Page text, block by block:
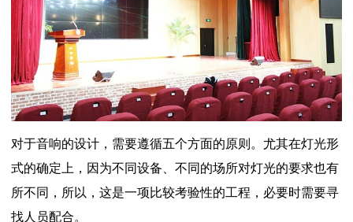
对于音响的设计，需要遵循五个方面的原则。尤其在灯光形
式的确定上，因为不同设备、不同的场所对灯光的要求也有
所不同，所以，这是一项比较考验性的工程，必要时需要寻
找人员配合。